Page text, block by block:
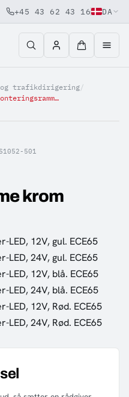
+45 43 62 43 16 DA
trafikdirigering/
ION™ Mini T™ monteringsramme krom
501
krom
LED, 12V, gul. ECE65
LED, 24V, gul. ECE65
LED, 12V, blå. ECE65
LED, 24V, blå. ECE65
LED, 12V, Rød. ECE65
LED, 24V, Rød. ECE65